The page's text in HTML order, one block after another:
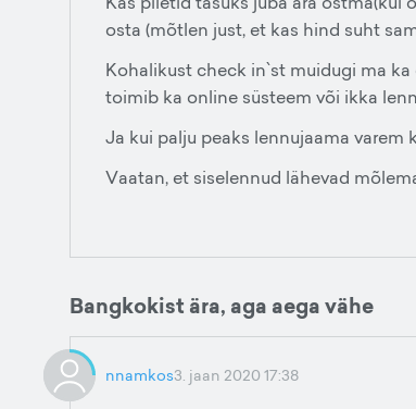
osta (mõtlen just, et kas hind suht
Kohalikust check in`st muidugi ma ka
toimib ka online süsteem või ikka
Ja kui palju peaks lennujaama varem
Vaatan, et siselennud lähevad
Bangkokist ära, aga aega vähe
nnamkos3. jaan 2020 17:38